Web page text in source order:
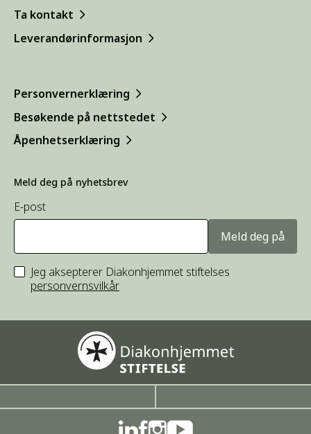
Ta kontakt
Leverandørinformasjon
Personvernerklæring
Besøkende på nettstedet
Åpenhetserklæring
Meld deg på nyhetsbrev
E-post
Meld deg på
Jeg aksepterer Diakonhjemmet stiftelses
personvernsvilkår